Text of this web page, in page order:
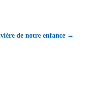
de notre enfance →